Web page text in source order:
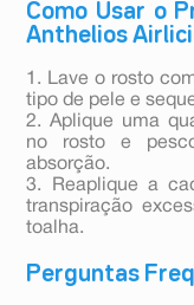
Como Usar o
Anthelios
1. Lave o rosto
tipo de pele e
2. Aplique uma
no rosto e
absorção.
3. Reaplique a
transpiração
toalha.
Perguntas